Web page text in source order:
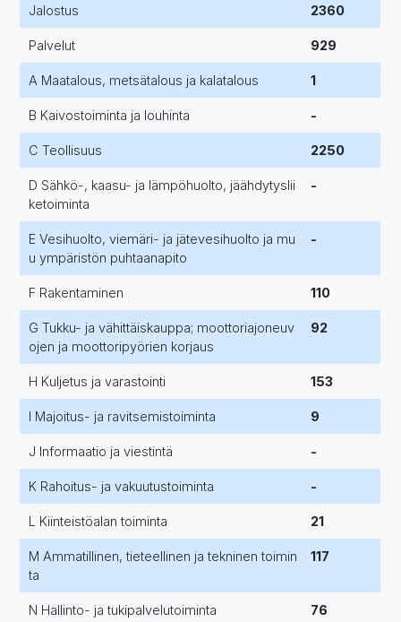
Jalostus 2360
Palvelut 929
A Maatalous, metsätalous ja kalatalous 1
B Kaivostoiminta ja louhinta -
C Teollisuus 2250
D Sähkö-, kaasu- ja lämpöhuolto, jäähdytyslii
ketoiminta
-
E Vesihuolto, viemäri- ja jätevesihuolto ja mu
u ympäristön puhtaanapito
-
F Rakentaminen 110
G Tukku- ja vähittäiskauppa; moottoriajoneuv
ojen ja moottoripyörien korjaus
92
H Kuljetus ja varastointi 153
I Majoitus- ja ravitsemistoiminta 9
J Informaatio ja viestintä -
K Rahoitus- ja vakuutustoiminta -
L Kiinteistöalan toiminta 21
M Ammatillinen, tieteellinen ja tekninen toimin
ta
117
N Hallinto- ja tukipalvelutoiminta 76